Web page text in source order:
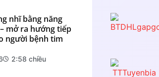
nhĩ bằng năng
mở ra hướng tiếp
người bệnh tim
2:58 chiều